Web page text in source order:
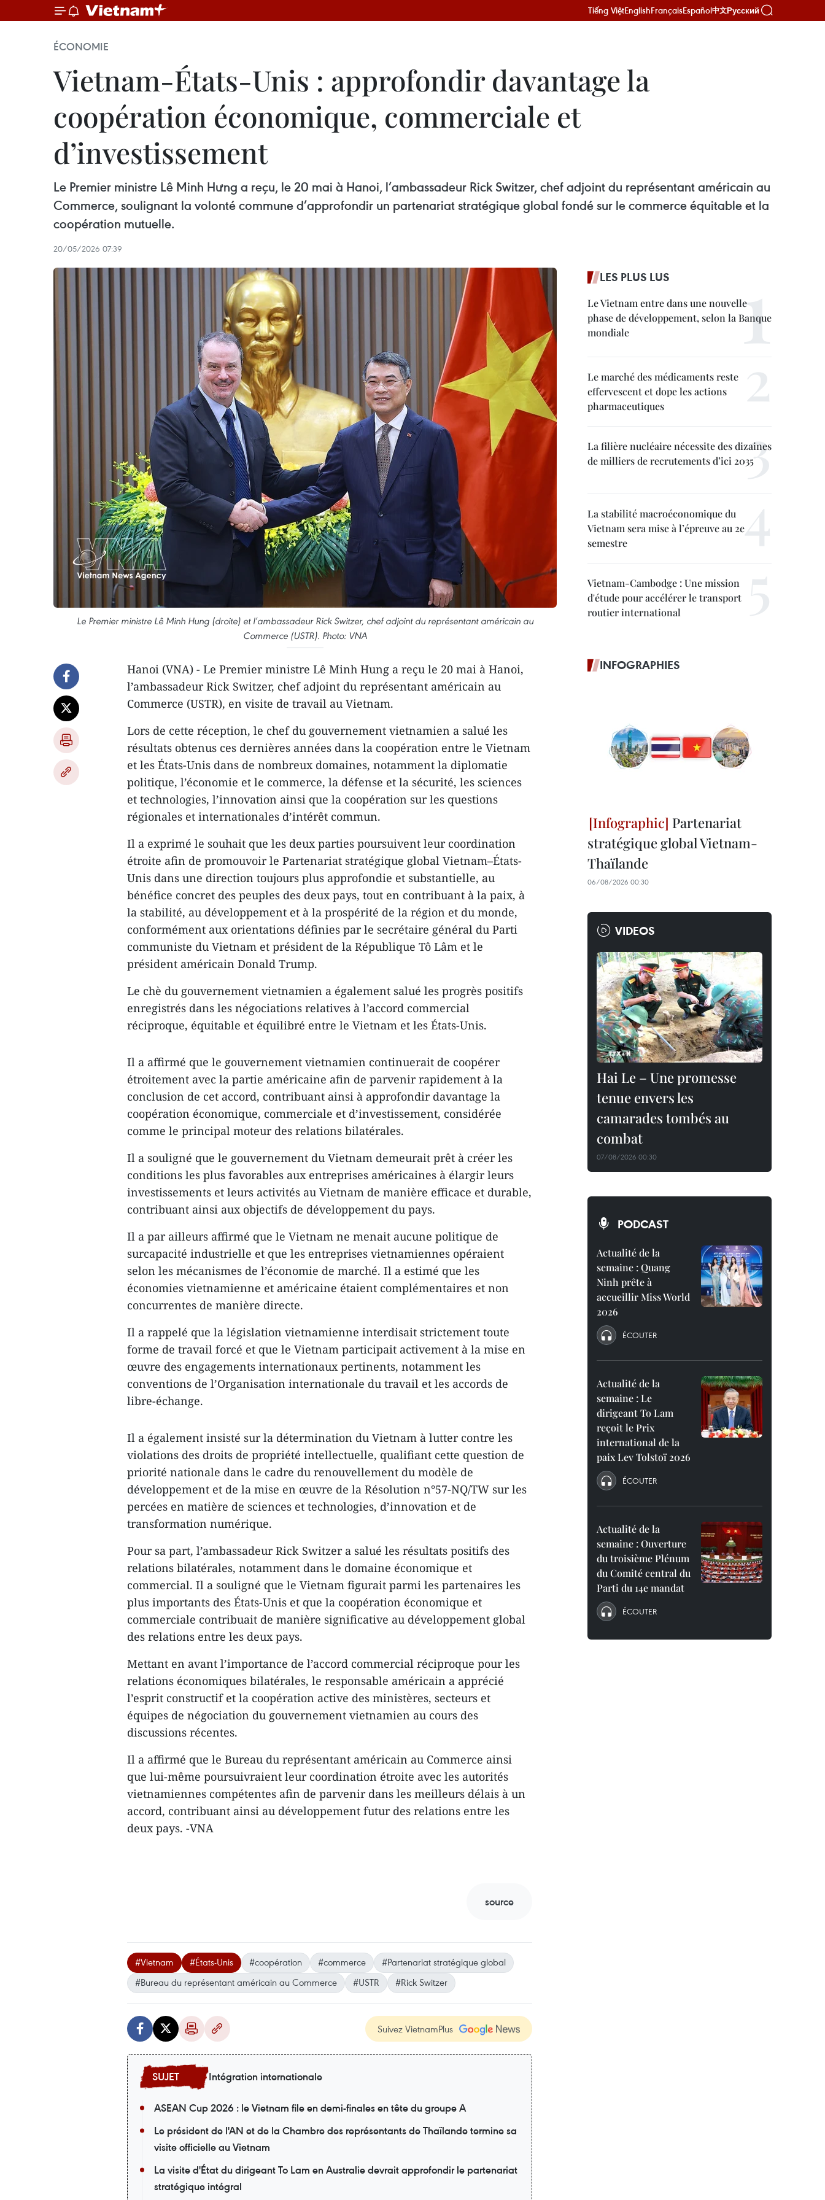
Tiếng ViệtEnglishFrançaisEspañol中文Русский
ÉCONOMIE
Vietnam-États-Unis : approfondir davantage la
coopération économique, commerciale et
d’investissement
Le Premier ministre Lê Minh Hưng a reçu, le 20 mai à Hanoi, l’ambassadeur Rick Switzer, chef adjoint du représentant américain au
Commerce, soulignant la volonté commune d’approfondir un partenariat stratégique global fondé sur le commerce équitable et la
coopération mutuelle.
20/05/2026 07:39
Le Premier ministre Lê Minh Hung (droite) et l’ambassadeur Rick Switzer, chef adjoint du représentant américain au
Commerce (USTR). Photo: VNA
Hanoi (VNA) - Le Premier ministre Lê Minh Hung a reçu le 20 mai à Hanoi,
l’ambassadeur Rick Switzer, chef adjoint du représentant américain au
Commerce (USTR), en visite de travail au Vietnam.
Lors de cette réception, le chef du gouvernement vietnamien a salué les
résultats obtenus ces dernières années dans la coopération entre le Vietnam
et les États-Unis dans de nombreux domaines, notamment la diplomatie
politique, l’économie et le commerce, la défense et la sécurité, les sciences
et technologies, l’innovation ainsi que la coopération sur les questions
régionales et internationales d’intérêt commun.
Il a exprimé le souhait que les deux parties poursuivent leur coordination
étroite afin de promouvoir le Partenariat stratégique global Vietnam–États-
Unis dans une direction toujours plus approfondie et substantielle, au
bénéfice concret des peuples des deux pays, tout en contribuant à la paix, à
la stabilité, au développement et à la prospérité de la région et du monde,
conformément aux orientations définies par le secrétaire général du Parti
communiste du Vietnam et président de la République Tô Lâm et le
président américain Donald Trump.
Le chè du gouvernement vietnamien a également salué les progrès positifs
enregistrés dans les négociations relatives à l’accord commercial
réciproque, équitable et équilibré entre le Vietnam et les États-Unis.
Il a affirmé que le gouvernement vietnamien continuerait de coopérer
étroitement avec la partie américaine afin de parvenir rapidement à la
conclusion de cet accord, contribuant ainsi à approfondir davantage la
coopération économique, commerciale et d’investissement, considérée
comme le principal moteur des relations bilatérales.
Il a souligné que le gouvernement du Vietnam demeurait prêt à créer les
conditions les plus favorables aux entreprises américaines à élargir leurs
investissements et leurs activités au Vietnam de manière efficace et durable,
contribuant ainsi aux objectifs de développement du pays.
Il a par ailleurs affirmé que le Vietnam ne menait aucune politique de
surcapacité industrielle et que les entreprises vietnamiennes opéraient
selon les mécanismes de l’économie de marché. Il a estimé que les
économies vietnamienne et américaine étaient complémentaires et non
concurrentes de manière directe.
Il a rappelé que la législation vietnamienne interdisait strictement toute
forme de travail forcé et que le Vietnam participait activement à la mise en
œuvre des engagements internationaux pertinents, notamment les
conventions de l’Organisation internationale du travail et les accords de
libre-échange.
Il a également insisté sur la détermination du Vietnam à lutter contre les
violations des droits de propriété intellectuelle, qualifiant cette question de
priorité nationale dans le cadre du renouvellement du modèle de
développement et de la mise en œuvre de la Résolution n°57-NQ/TW sur les
percées en matière de sciences et technologies, d’innovation et de
transformation numérique.
Pour sa part, l’ambassadeur Rick Switzer a salué les résultats positifs des
relations bilatérales, notamment dans le domaine économique et
commercial. Il a souligné que le Vietnam figurait parmi les partenaires les
plus importants des États-Unis et que la coopération économique et
commerciale contribuait de manière significative au développement global
des relations entre les deux pays.
Mettant en avant l’importance de l’accord commercial réciproque pour les
relations économiques bilatérales, le responsable américain a apprécié
l’esprit constructif et la coopération active des ministères, secteurs et
équipes de négociation du gouvernement vietnamien au cours des
discussions récentes.
Il a affirmé que le Bureau du représentant américain au Commerce ainsi
que lui-même poursuivraient leur coordination étroite avec les autorités
vietnamiennes compétentes afin de parvenir dans les meilleurs délais à un
accord, contribuant ainsi au développement futur des relations entre les
deux pays. -VNA
source
#Vietnam #États-Unis #coopération #commerce
#Partenariat stratégique global
#Bureau du représentant américain au Commerce
#USTR #Rick Switzer
Suivez VietnamPlus
Intégration internationale
ASEAN Cup 2026 : le Vietnam file en demi-finales en tête du groupe A
Le président de l'AN et de la Chambre des représentants de Thaïlande termine sa
visite officielle au Vietnam
La visite d'État du dirigeant To Lam en Australie devrait approfondir le partenariat
stratégique intégral
LES PLUS LUS
Le Vietnam entre dans une nouvelle
phase de développement, selon la Banque
mondiale
Le marché des médicaments reste
effervescent et dope les actions
pharmaceutiques
La filière nucléaire nécessite des dizaines
de milliers de recrutements d’ici 2035
La stabilité macroéconomique du
Vietnam sera mise à l’épreuve au 2e
semestre
Vietnam-Cambodge : Une mission
d'étude pour accélérer le transport
routier international
INFOGRAPHIES
Partenariat
stratégique global Vietnam-
Thaïlande
06/08/2026 00:30
VIDEOS
Hai Le – Une promesse
tenue envers les
camarades tombés au
combat
07/08/2026 00:30
PODCAST
Actualité de la
semaine : Quang
Ninh prête à
accueillir Miss World
2026
ÉCOUTER
Actualité de la
semaine : Le
dirigeant To Lam
reçoit le Prix
international de la
paix Lev Tolstoï 2026
ÉCOUTER
Actualité de la
semaine : Ouverture
du troisième Plénum
du Comité central du
Parti du 14e mandat
ÉCOUTER